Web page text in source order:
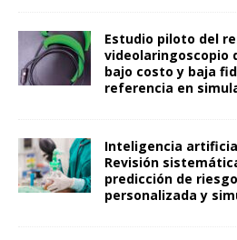
Estudio piloto del
videolaringoscopio
bajo costo y baja
referencia en
Inteligencia
Revisión
predicción de
personalizada y